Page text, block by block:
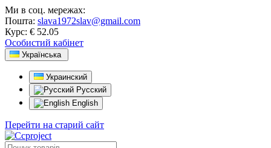
Ми в соц. мережах:
Пошта: slava1972slav@gmail.com
Курс: € 52.05
Особистий кабінет
Українська
Украинский
Русский
English
Перейти на старий сайт